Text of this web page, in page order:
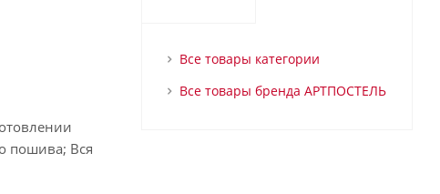
пошива; Вся
Все товары категории
Все товары бренда АРТПОСТЕЛЬ